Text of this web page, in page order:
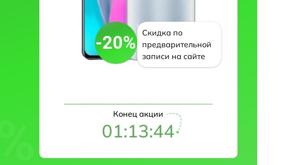
-20%
Скидка по
предварительной
записи на сайте
Конец акции
01:13:42